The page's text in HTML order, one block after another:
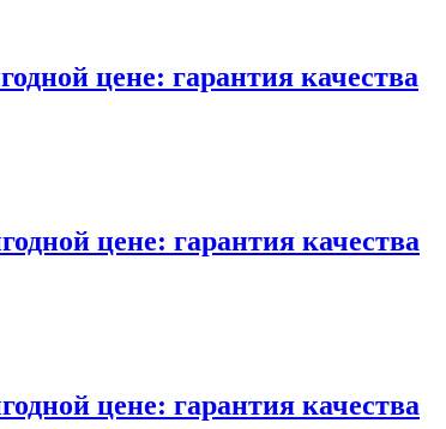
цене: гарантия качества
цене: гарантия качества
цене: гарантия качества